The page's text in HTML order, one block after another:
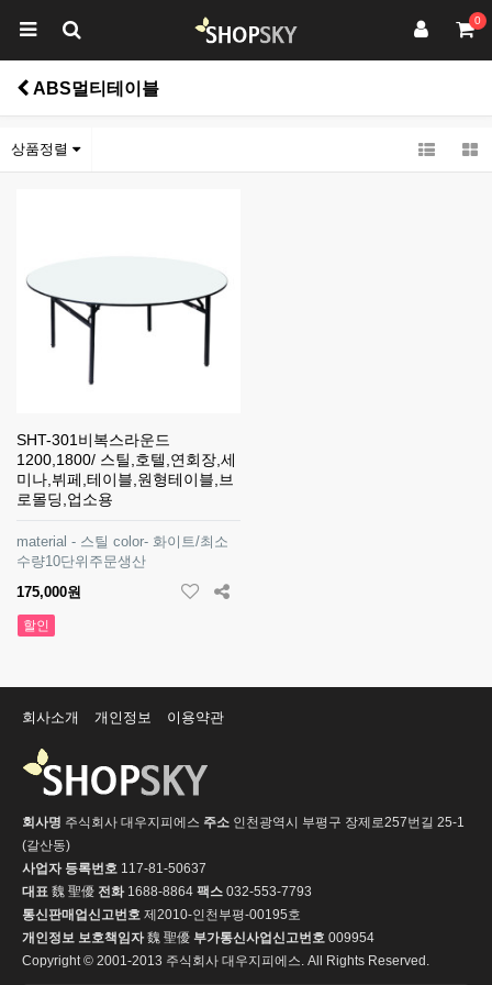
0
ABS멀티테이블
상품정렬
SHT-301비복스라운드
1200,1800/ 스틸,호텔,연회장,세
미나,뷔페,테이블,원형테이블,브
로몰딩,업소용
material - 스틸 color- 화이트/최소
수량10단위주문생산
175,000원
할인
회사소개 개인정보 이용약관
회사명 주식회사 대우지피에스 주소 인천광역시 부평구 장제로257번길 25-1
(갈산동)
사업자 등록번호 117-81-50637
대표 魏 聖優 전화1688-8864 팩스 032-553-7793
통신판매업신고번호 제2010-인천부평-00195호
개인정보 보호책임자魏 聖優 부가통신사업신고번호 009954
Copyright © 2001-2013 주식회사 대우지피에스. All Rights Reserved.